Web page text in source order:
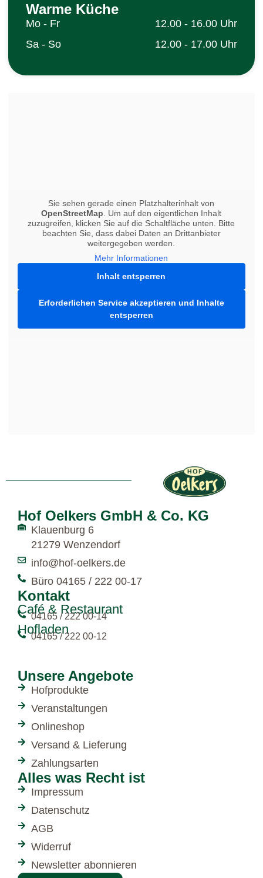
Sie sehen gerade einen Platzhalterinhalt von
OpenStreetMap. Um auf den eigentlichen Inhalt
zuzugreifen, klicken Sie auf die Schaltfläche unten. Bitte
beachten Sie, dass dabei Daten an Drittanbieter
weitergegeben werden.
Mehr Informationen
Inhalt entsperren
Erforderlichen Service akzeptieren und Inhalte
entsperren
Warme Küche
Mo - Fr
12.00 - 16.00 Uhr
Sa - So
12.00 - 17.00 Uhr
Hof Oelkers GmbH & Co. KG
Klauenburg 6
21279 Wenzendorf
info@hof-oelkers.de
Büro 04165 / 222 00-17
Kontakt
Café & Restaurant
04165 / 222 00-14
Hofladen
04165 / 222 00-12
Unsere Angebote
Hofprodukte
Veranstaltungen
Onlineshop
Versand & Lieferung
Zahlungsarten
Alles was Recht ist
Impressum
Datenschutz
AGB
Widerruf
Newsletter abonnieren